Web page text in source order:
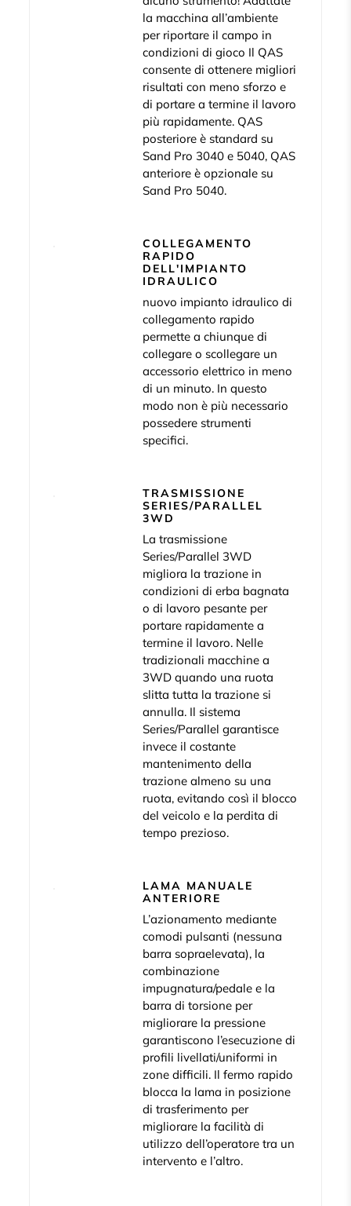
la macchina all’ambiente
per riportare il campo in
condizioni di gioco Il QAS
consente di ottenere migliori
risultati con meno sforzo e
di portare a termine il lavoro
più rapidamente. QAS
posteriore è standard su
Sand Pro 3040 e 5040, QAS
anteriore è opzionale su
Sand Pro 5040.
COLLEGAMENTO
RAPIDO
DELL'IMPIANTO
IDRAULICO
nuovo impianto idraulico di
collegamento rapido
permette a chiunque di
collegare o scollegare un
accessorio elettrico in meno
di un minuto. In questo
modo non è più necessario
possedere strumenti
specifici.
TRASMISSIONE
SERIES/PARALLEL
3WD
La trasmissione
Series/Parallel 3WD
migliora la trazione in
condizioni di erba bagnata
o di lavoro pesante per
portare rapidamente a
termine il lavoro. Nelle
tradizionali macchine a
3WD quando una ruota
slitta tutta la trazione si
annulla. Il sistema
Series/Parallel garantisce
invece il costante
mantenimento della
trazione almeno su una
ruota, evitando così il blocco
del veicolo e la perdita di
tempo prezioso.
LAMA MANUALE
ANTERIORE
L’azionamento mediante
comodi pulsanti (nessuna
barra sopraelevata), la
combinazione
impugnatura/pedale e la
barra di torsione per
migliorare la pressione
garantiscono l’esecuzione di
profili livellati/uniformi in
zone difficili. Il fermo rapido
blocca la lama in posizione
di trasferimento per
migliorare la facilità di
utilizzo dell’operatore tra un
intervento e l’altro.